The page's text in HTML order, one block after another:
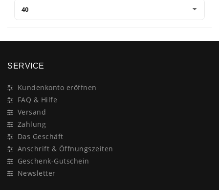
SERVICE
Kundenkonto eröffnen
FAQ & Hilfe
Versand
Zahlung
Das Geschäft
Anschrift & Öffnungszeiten
Geschenk-Gutschein
Newsletter